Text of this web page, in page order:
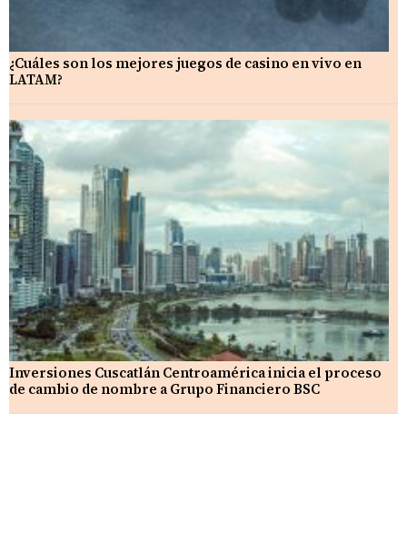
¿Cuáles son los mejores juegos de casino en vivo en
LATAM?
Inversiones Cuscatlán Centroamérica inicia el proceso
de cambio de nombre a Grupo Financiero BSC